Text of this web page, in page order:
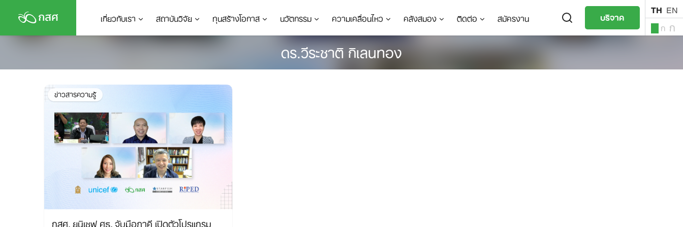
content
เกี่ยวกับเรา สถาบันวิจัย ทุนสร้างโอกาส นวัตกรรม ความเคลื่อนไหว คลังสมอง ติดต่อ สมัครงาน บริจาค TH EN
ก ก
TH
ดร.วีระชาติ กิเลนทอง
ข่าวสารความรู้
กสศ. ยูนิเซฟ ศธ. จับมือภาคี เปิดตัวโปรแกรม